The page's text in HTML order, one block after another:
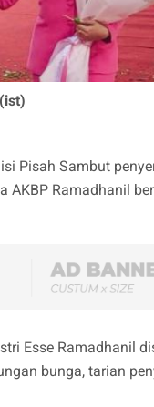
Pisah Sambut
AKBP Ramadhanil
Esse Ramadhanil
bunga, tarian